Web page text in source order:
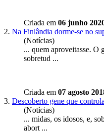
Criada em 06 junho
2. Na Finlândia dorme-se no
(Notícias)
... quem aproveitasse. O
sobretud ...
Criada em 07 agosto
3. Descoberto gene que
(Notícias)
... midas, os idosos, e,
abort ...